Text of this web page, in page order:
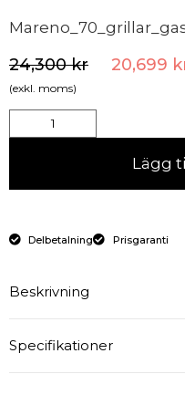
24,300kr 20,699
(exkl. moms)
Lägg
Delbetalning Prisgaranti
Beskrivning
Effektiv och smakfull:
Specifikationer